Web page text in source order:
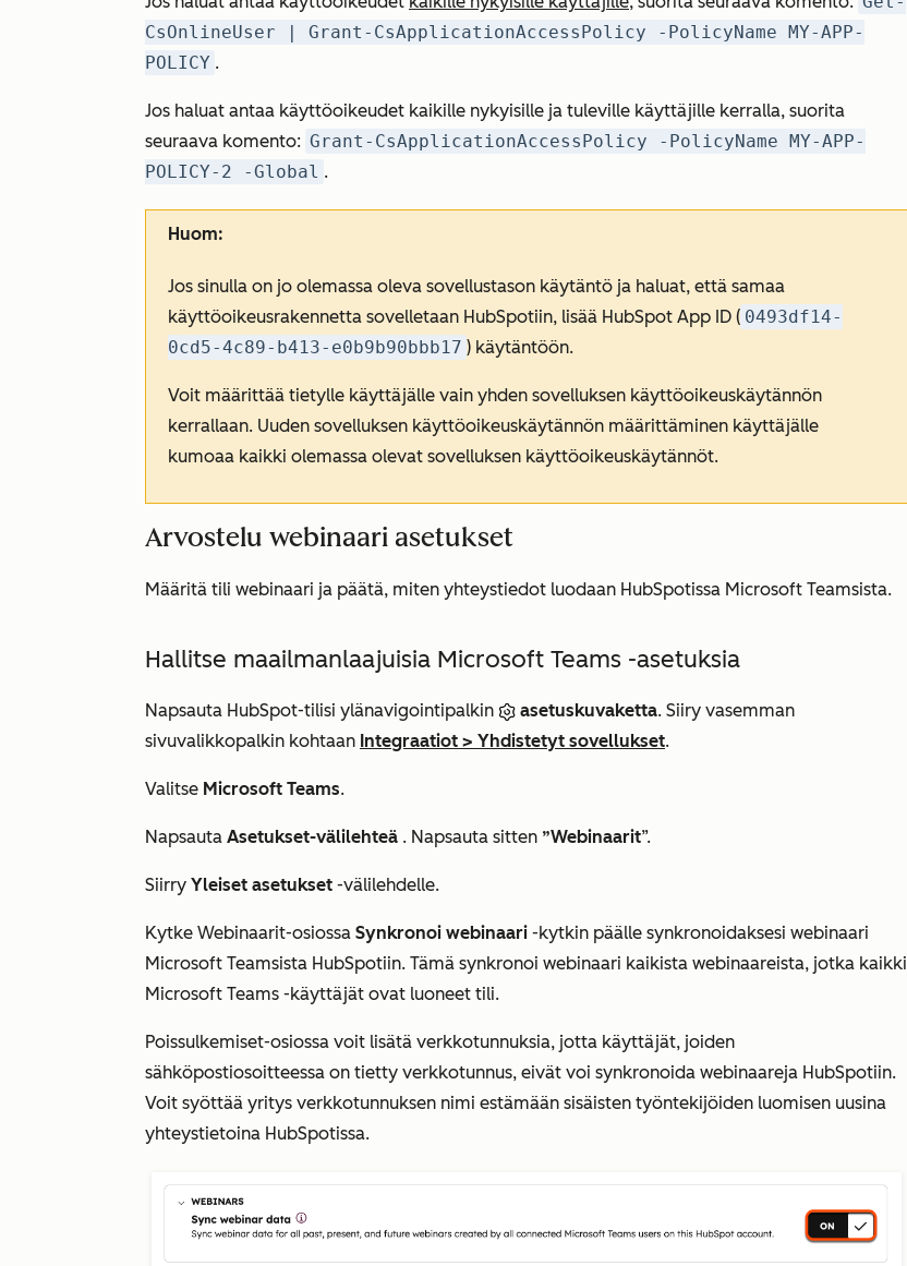
CsOnlineUser | Grant-CsApplicationAccessPolicy -PolicyName MY-APP-
POLICY .
Jos haluat antaa käyttöoikeudet kaikille nykyisille ja tuleville käyttäjille kerralla, suorita
seuraava komento: Grant-CsApplicationAccessPolicy -PolicyName MY-APP-
POLICY-2 -Global .
Huom:
Jos sinulla on jo olemassa oleva sovellustason käytäntö ja haluat, että samaa
käyttöoikeusrakennetta sovelletaan HubSpotiin, lisää HubSpot App ID ( 0493df14-
0cd5-4c89-b413-e0b9b90bbb17 ) käytäntöön.
Voit määrittää tietylle käyttäjälle vain yhden sovelluksen käyttöoikeuskäytännön
kerrallaan. Uuden sovelluksen käyttöoikeuskäytännön määrittäminen käyttäjälle
kumoaa kaikki olemassa olevat sovelluksen käyttöoikeuskäytännöt.
Arvostelu webinaari asetukset
Määritä tili webinaari ja päätä, miten yhteystiedot luodaan HubSpotissa Microsoft Teamsista.
Hallitse maailmanlaajuisia Microsoft Teams -asetuksia
Napsauta HubSpot-tilisi ylänavigointipalkin asetuskuvaketta. Siiry vasemman
sivuvalikkopalkin kohtaan Integraatiot > Yhdistetyt sovellukset.
Valitse Microsoft Teams.
Napsauta Asetukset-välilehteä . Napsauta sitten ”Webinaarit”.
Siirry Yleiset asetukset -välilehdelle.
Kytke Webinaarit-osiossa Synkronoi webinaari -kytkin päälle synkronoidaksesi webinaari
Microsoft Teamsista HubSpotiin. Tämä synkronoi webinaari kaikista webinaareista, jotka kaikki
Microsoft Teams -käyttäjät ovat luoneet tili.
Poissulkemiset-osiossa voit lisätä verkkotunnuksia, jotta käyttäjät, joiden
sähköpostiosoitteessa on tietty verkkotunnus, eivät voi synkronoida webinaareja HubSpotiin.
Voit syöttää yritys verkkotunnuksen nimi estämään sisäisten työntekijöiden luomisen uusina
yhteystietoina HubSpotissa.